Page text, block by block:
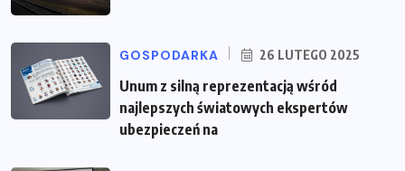
GOSPODARKA 26 LUTEGO 2025
Unum z silną reprezentacją wśród
najlepszych światowych ekspertów
ubezpieczeń na